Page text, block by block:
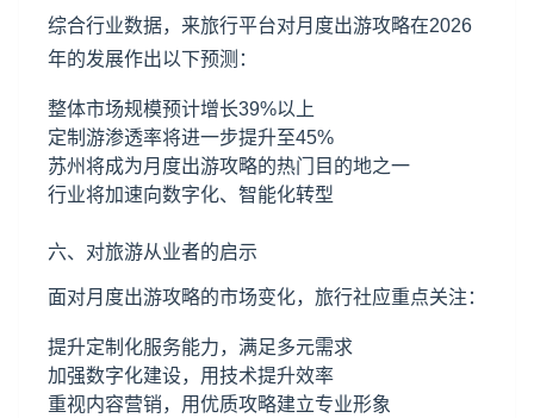
综合行业数据，来旅行平台对月度出游攻略在2026
年的发展作出以下预测：
整体市场规模预计增长39%以上
定制游渗透率将进一步提升至45%
苏州将成为月度出游攻略的热门目的地之一
行业将加速向数字化、智能化转型
六、对旅游从业者的启示
面对月度出游攻略的市场变化，旅行社应重点关注：
提升定制化服务能力，满足多元需求
加强数字化建设，用技术提升效率
重视内容营销，用优质攻略建立专业形象